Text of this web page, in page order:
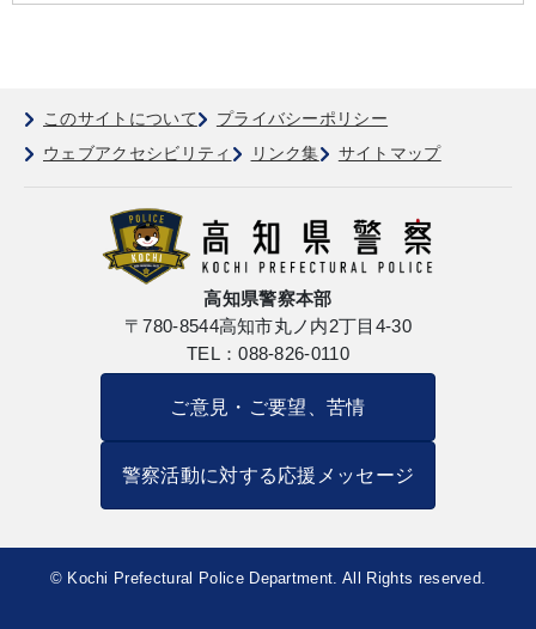
このサイトについて
プライバシーポリシー
ウェブアクセシビリティ
リンク集 サイトマップ
高知県警察本部
〒780-8544高知市丸ノ内2丁目4-30
TEL：088-826-0110
ご意見・ご要望、苦情
警察活動に対する応援メッセージ
© Kochi Prefectural Police Department. All Rights reserved.